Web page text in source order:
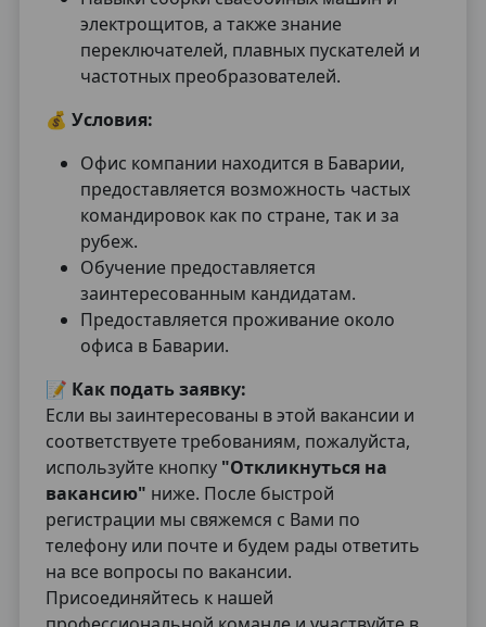
электрощитов, а также знание
переключателей, плавных пускателей и
частотных преобразователей.
💰 Условия:
Офис компании находится в Баварии,
предоставляется возможность частых
командировок как по стране, так и за
рубеж.
Обучение предоставляется
заинтересованным кандидатам.
Предоставляется проживание около
офиса в Баварии.
📝 Как подать заявку:
Если вы заинтересованы в этой вакансии и
соответствуете требованиям, пожалуйста,
используйте кнопку "Откликнуться на
вакансию" ниже. После быстрой
регистрации мы свяжемся с Вами по
телефону или почте и будем рады ответить
на все вопросы по вакансии.
Присоединяйтесь к нашей